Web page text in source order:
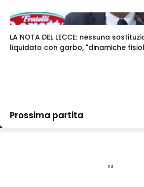
LA NOTA DEL LECCE: nessuna
liquidato con garbo, "dinamiche
Prossima partita
vs